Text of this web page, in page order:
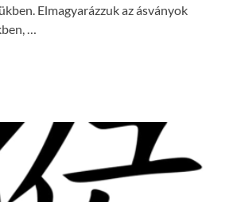
Elmagyarázzuk az ásványok
…